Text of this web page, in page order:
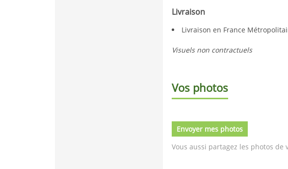
Livraison
Livraison en France
Visuels non contractuels
Vos photos
Envoyer mes photos
Vous aussi partagez les photos de